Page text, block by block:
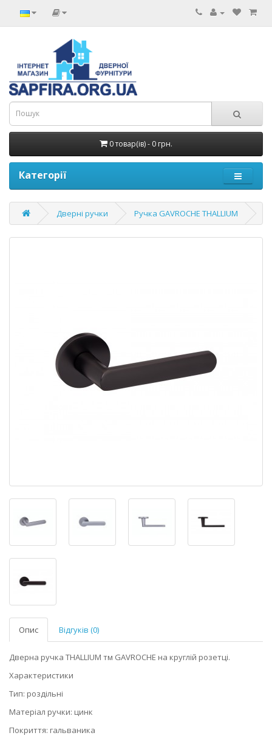
0 товар(ів) - 0 грн.
Категорії
Дверні ручки Ручка GAVROCHE THALLIUM
Опис Відгуків (0)
Дверна ручка THALLIUM тм GAVROCHE на круглій розетці.
Характеристики
Тип: роздільні
Матеріал ручки: цинк
Покриття: гальваника